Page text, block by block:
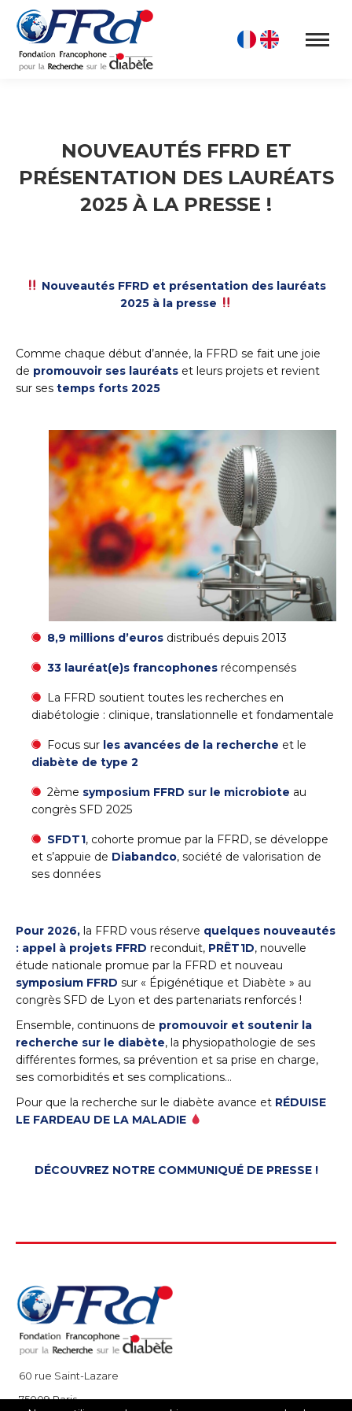
NOUVEAUTÉS FFRD ET
PRÉSENTATION DES LAURÉATS
2025 À LA PRESSE !
Nouveautés FFRD et présentation des lauréats
2025 à la presse
Comme chaque début d’année, la FFRD se fait une joie
de promouvoir ses lauréats et leurs projets et revient
sur ses temps forts 2025
8,9 millions d’euros distribués depuis 2013
33 lauréat(e)s francophones récompensés
La FFRD soutient toutes les recherches en
diabétologie : clinique, translationnelle et fondamentale
Focus sur les avancées de la recherche et le
diabète de type 2
2ème symposium FFRD sur le microbiote au
congrès SFD 2025
SFDT1, cohorte promue par la FFRD, se développe
et s’appuie de Diabandco, société de valorisation de
ses données
Pour 2026, la FFRD vous réserve quelques nouveautés
: appel à projets FFRD reconduit, PRÊT1D, nouvelle
étude nationale promue par la FFRD et nouveau
symposium FFRD sur « Épigénétique et Diabète » au
congrès SFD de Lyon et des partenariats renforcés !
Ensemble, continuons de promouvoir et soutenir la
recherche sur le diabète, la physiopathologie de ses
différentes formes, sa prévention et sa prise en charge,
ses comorbidités et ses complications…
Pour que la recherche sur le diabète avance et RÉDUISE
LE FARDEAU DE LA MALADIE
DÉCOUVREZ NOTRE COMMUNIQUÉ DE PRESSE !
60 rue Saint-Lazare
75009 Paris